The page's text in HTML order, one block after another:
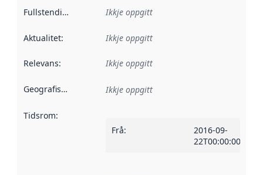
Fullstendigheit Ikkje oppgitt
Aktualitet: Ikkje oppgitt
Relevans: Ikkje oppgitt
Geografisk område Ikkje oppgitt
Tidsrom:
Frå:
2016-09-
22T00:00:00Z